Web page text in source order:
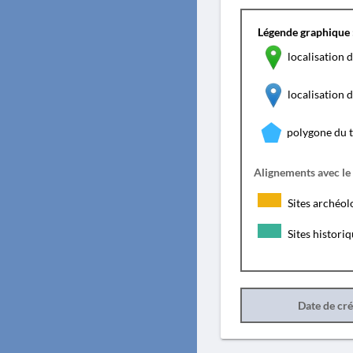
Légende graphique
localisation
localisation
polygone du
Alignements avec
Sites
Sites
Date de